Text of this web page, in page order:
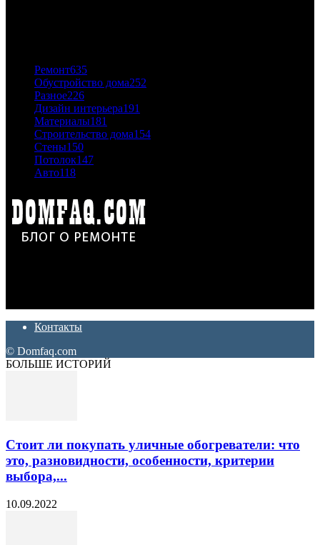
Ремонт635
Обустройство дома252
Разное226
Дизайн интерьера191
Материалы181
Строительство дома154
Стены150
Потолок147
Авто118
Контакты
© Domfaq.com
БОЛЬШЕ ИСТОРИЙ
Стоит ли покупать уличные обогреватели: что
это, разновидности, особенности, критерии
выбора,...
10.09.2022